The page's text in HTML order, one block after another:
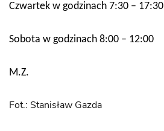
Czwartek w godzinach 7:30 – 17:30
Sobota w godzinach 8:00 – 12:00
M.Z.
Fot.: Stanisław Gazda